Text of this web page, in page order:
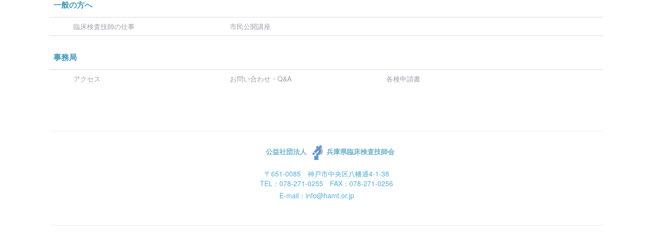
一般の方へ
臨床検査技師の仕事 市民公開講座
事務局
アクセス お問い合わせ・Q&A 各種申請書
公益社団法人 兵庫県臨床検査技師会
〒651-0085 神戸市中央区八幡通4-1-38
TEL：078-271-0255 FAX：078-271-0256
E-mail：info@hamt.or.jp